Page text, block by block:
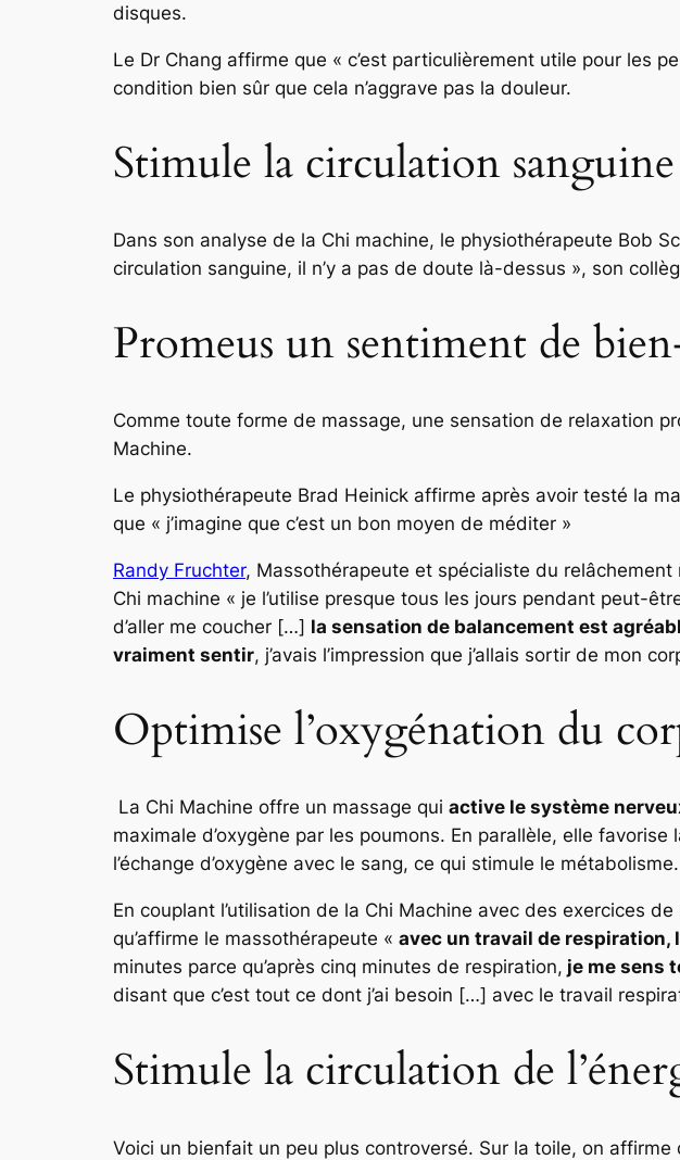
disques.
Le Dr Chang affirme que « c’est particulièrement utile pour les
condition bien sûr que cela n’aggrave pas la douleur.
Stimule la circulation sanguine
Dans son analyse de la Chi machine, le physiothérapeute Bob
circulation sanguine, il n’y a pas de doute là-dessus », son
Promeus un sentiment de
Comme toute forme de massage, une sensation de relaxation
Machine.
Le physiothérapeute Brad Heinick affirme après avoir testé la
que « j’imagine que c’est un bon moyen de méditer »
Randy Fruchter, Massothérapeute et spécialiste du
Chi machine « je l’utilise presque tous les jours pendant peut-
d’aller me coucher […] la sensation de balancement est
vraiment sentir, j’avais l’impression que j’allais sortir de mon
Optimise l’oxygénation du
La Chi Machine offre un massage qui active le système
maximale d’oxygène par les poumons. En parallèle, elle
l’échange d’oxygène avec le sang, ce qui stimule le métabolisme.
En couplant l’utilisation de la Chi Machine avec des exercices
qu’affirme le massothérapeute « avec un travail de respiration,
minutes parce qu’après cinq minutes de respiration, je me sens
disant que c’est tout ce dont j’ai besoin […] avec le travail
Stimule la circulation de
Voici un bienfait un peu plus controversé. Sur la toile, on affirme